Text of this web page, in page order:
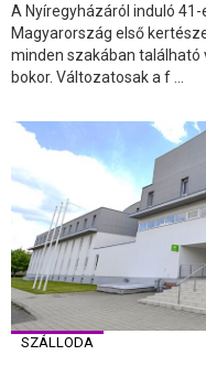
A Nyíregyházáról induló
Magyarország első
minden szakában található
bokor. Változatosak a f ...
SZÁLLODA